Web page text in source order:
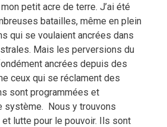
petit acre de terre. J’ai été
batailles, même en plein
qui se voulaient ancrées dans
Mais les perversions du
ancrées depuis des
ceux qui se réclament des
sont programmées et
système. Nous y trouvons
et lutte pour le pouvoir. Ils sont